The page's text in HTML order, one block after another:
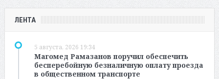
ЛЕНТА
5 августа, 2026 19:34
Магомед Рамазанов поручил обеспечить
бесперебойную безналичную оплату проезда
в общественном транспорте